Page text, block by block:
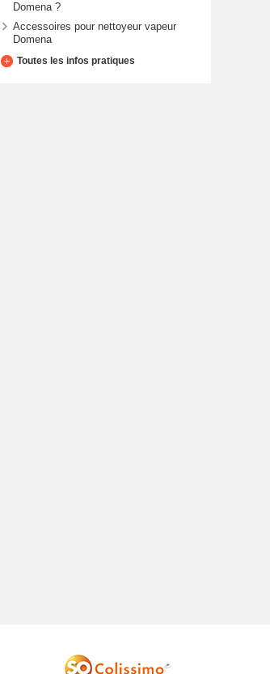
Domena ?
Accessoires pour nettoyeur vapeur
Domena
Toutes les infos pratiques